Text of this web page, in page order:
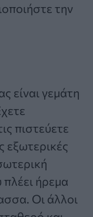
την
είναι γεμάτη
πιστεύετε
εξωτερικές
ήρεμα
Οι άλλοι